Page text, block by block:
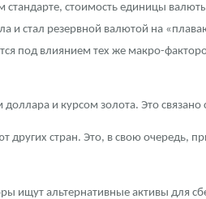
стоимость единицы
и стал резервной валютой на
под влиянием тех же макро-
и курсом золота. Это
стран. Это, в свою очередь,
ищут альтернативные активы для